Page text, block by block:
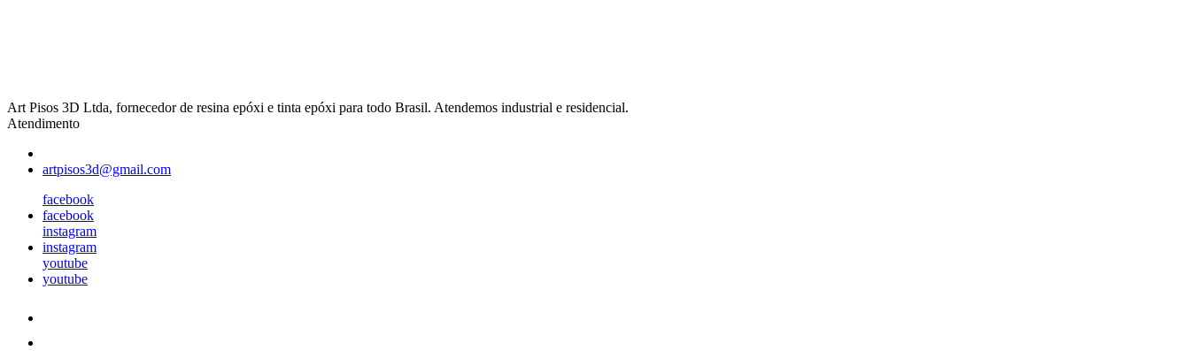
Art Pisos 3D Ltda, fornecedor de resina epóxi e tinta epóxi para todo Brasil. Atendemos industrial e residencial.
Atendimento
artpisos3d@gmail.com
facebook
facebook
instagram
instagram
youtube
youtube